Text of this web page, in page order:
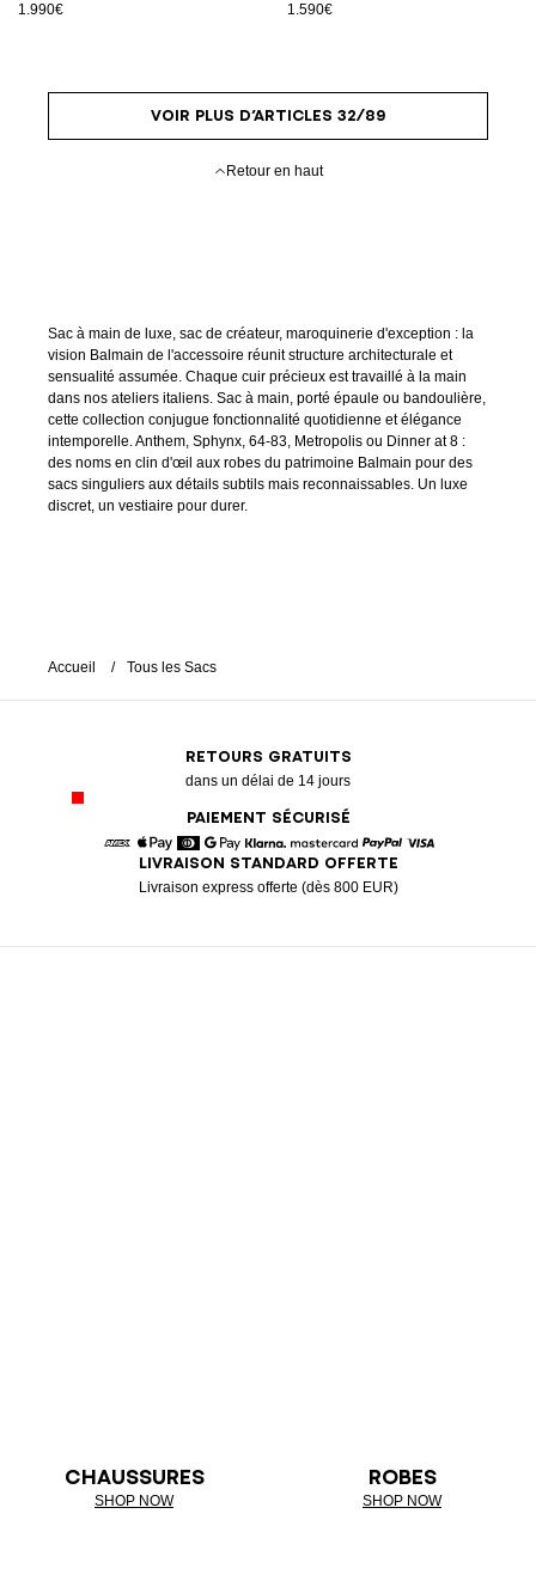
1.990€ 1.590€
VOIR PLUS D’ARTICLES 32/89
Retour en haut
Sac à main de luxe, sac de créateur, maroquinerie d'exception : la
vision Balmain de l'accessoire réunit structure architecturale et
sensualité assumée. Chaque cuir précieux est travaillé à la main
dans nos ateliers italiens. Sac à main, porté épaule ou bandoulière,
cette collection conjugue fonctionnalité quotidienne et élégance
intemporelle. Anthem, Sphynx, 64-83, Metropolis ou Dinner at 8 :
des noms en clin d'œil aux robes du patrimoine Balmain pour des
sacs singuliers aux détails subtils mais reconnaissables. Un luxe
discret, un vestiaire pour durer.
Accueil Tous les Sacs
RETOURS GRATUITS
dans un délai de 14 jours
PAIEMENT SÉCURISÉ
American Express
Apple Pay
DinersGoogle Pay
Klarna MastercardPaypal
LIVRAISON STANDARD OFFERTE
Livraison express offerte (dès 800 EUR)
CHAUSSURES
SHOP NOW
ROBES
SHOP NOW